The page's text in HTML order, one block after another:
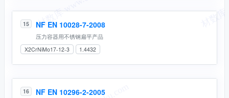
15 NF EN 10028-7-2008
压力容器用不锈钢扁平产品
X2CrNiMo17-12-3 1.4432
16 NF EN 10296-2-2005